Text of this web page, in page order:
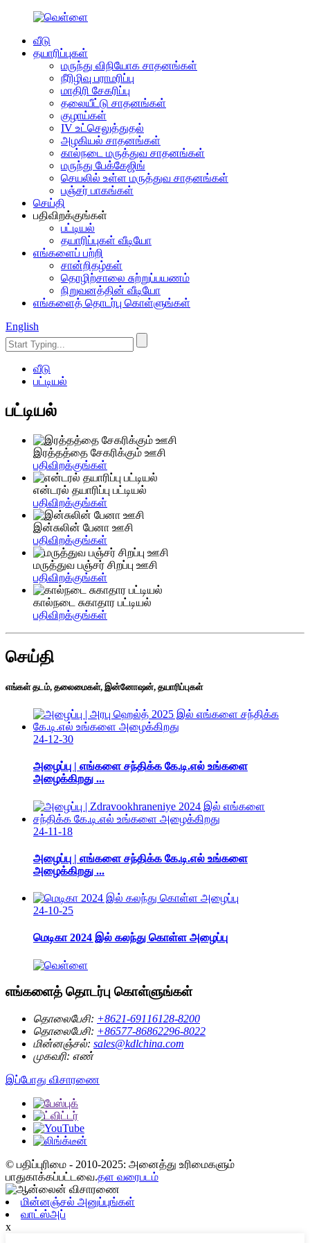
வீடு
தயாரிப்புகள்
மருந்து விநியோக சாதனங்கள்
நீரிழிவு பராமரிப்பு
மாதிரி சேகரிப்பு
தலையீட்டு சாதனங்கள்
குழாய்கள்
IV உட்செலுத்துதல்
அழகியல் சாதனங்கள்
கால்நடை மருத்துவ சாதனங்கள்
மருந்து பேக்கேஜிங்
செயலில் உள்ள மருத்துவ சாதனங்கள்
பஞ்சர் பாகங்கள்
செய்தி
பதிவிறக்குங்கள்
பட்டியல்
தயாரிப்புகள் வீடியோ
எங்களைப் பற்றி
சான்றிதழ்கள்
தொழிற்சாலை சுற்றுப்பயணம்
நிறுவனத்தின் வீடியோ
எங்களைத் தொடர்பு கொள்ளுங்கள்
English
வீடு
பட்டியல்
பட்டியல்
இரத்தத்தை சேகரிக்கும் ஊசி
பதிவிறக்குங்கள்
என்டரல் தயாரிப்பு பட்டியல்
பதிவிறக்குங்கள்
இன்சுலின் பேனா ஊசி
பதிவிறக்குங்கள்
மருத்துவ பஞ்சர் சிறப்பு ஊசி
பதிவிறக்குங்கள்
கால்நடை சுகாதார பட்டியல்
பதிவிறக்குங்கள்
செய்தி
எங்கள் தடம், தலைமைகள், இன்னோஷன், தயாரிப்புகள்
24-12-30
அழைப்பு | எங்களை சந்திக்க கே.டி.எல் உங்களை
அழைக்கிறது ...
24-11-18
அழைப்பு | எங்களை சந்திக்க கே.டி.எல் உங்களை
அழைக்கிறது ...
24-10-25
மெடிகா 2024 இல் கலந்து கொள்ள அழைப்பு
எங்களைத் தொடர்பு கொள்ளுங்கள்
தொலைபேசி: +8621-69116128-8200
தொலைபேசி: +86577-86862296-8022
மின்னஞ்சல்: sales@kdlchina.com
முகவரி: எண்
இப்போது விசாரணை
© பதிப்புரிமை - 2010-2025: அனைத்து உரிமைகளும்
பாதுகாக்கப்பட்டவை.தள வரைபடம்
மின்னஞ்சல் அனுப்புங்கள்
வாட்ஸ்அப்
x